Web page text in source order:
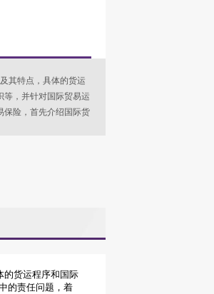
其特点，具体的货运
等，并针对国际贸易运
保险，首先介绍国际货
的货运程序和国际
的责任问题，着